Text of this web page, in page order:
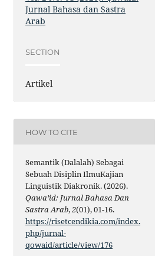
Jurnal Bahasa dan Sastra
Arab
SECTION
Artikel
HOW TO CITE
Semantik (Dalalah) Sebagai
Sebuah Disiplin IlmuKajian
Linguistik Diakronik. (2026).
Qawa’id: Jurnal Bahasa Dan
Sastra Arab,2(01), 01-16.
https://risetcendikia.com/index.
php/jurnal-
qowaid/article/view/176